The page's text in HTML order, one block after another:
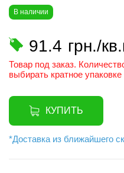
В наличии
91.4 грн./
Товар под заказ.
выбирать кратное упаковке
КУПИТЬ
*Доставка из ближайшего